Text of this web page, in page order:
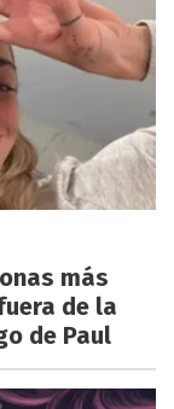
más
de la
de Paul